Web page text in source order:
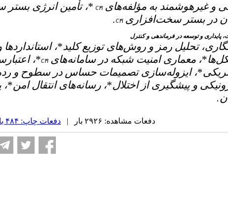
و غیرهوشمند به مؤلفه‌های C۴I *، تأمین انرژی
در بستر سخت‌افزاری C۴I.
پایداری و توسعه در فرماندهی و کنترل
تحلیل رمز و روش‌های توزیع کلید*،
*، معماری امنیت شبکه در سامانه‌های C۴I*،
*، ایزوله‌سازی تصمیمات حساس در سطوح و
و پیشگیری از اختلال*، رسانه‌های انتقال امن*،
.
دفعات مشاهده: ۲۹۲۶ بار | دفعات چاپ: ۴۸۴ بار